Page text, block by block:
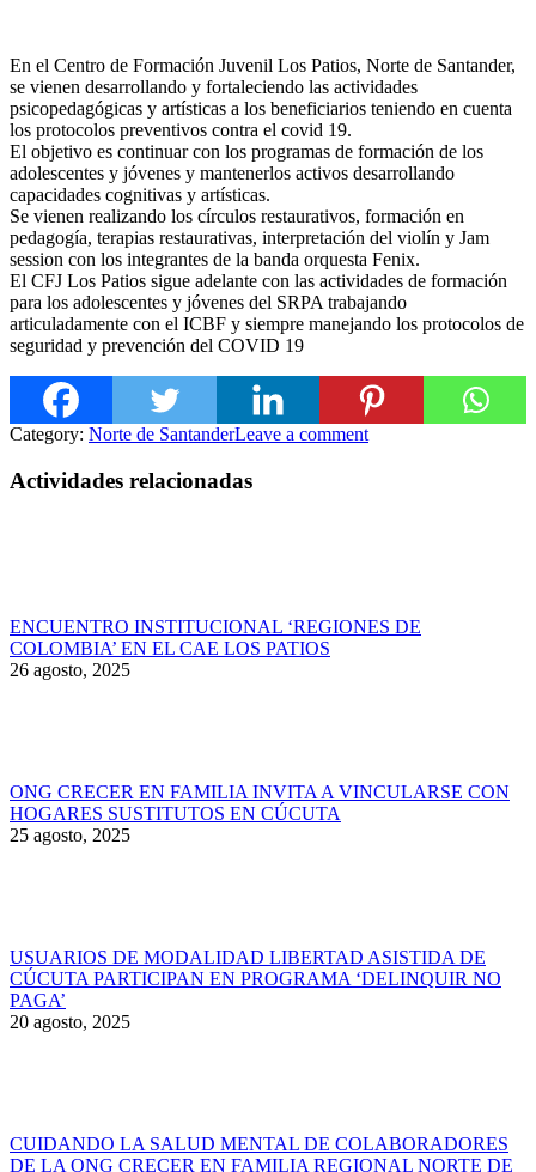
En el Centro de Formación Juvenil Los Patios, Norte de Santander,
se vienen desarrollando y fortaleciendo las actividades
psicopedagógicas y artísticas a los beneficiarios teniendo en cuenta
los protocolos preventivos contra el covid 19.
El objetivo es continuar con los programas de formación de los
adolescentes y jóvenes y mantenerlos activos desarrollando
capacidades cognitivas y artísticas.
Se vienen realizando los círculos restaurativos, formación en
pedagogía, terapias restaurativas, interpretación del violín y Jam
session con los integrantes de la banda orquesta Fenix.
El CFJ Los Patios sigue adelante con las actividades de formación
para los adolescentes y jóvenes del SRPA trabajando
articuladamente con el ICBF y siempre manejando los protocolos de
seguridad y prevención del COVID 19
Category: Norte de SantanderLeave a comment
Actividades relacionadas
ENCUENTRO INSTITUCIONAL ‘REGIONES DE
COLOMBIA’ EN EL CAE LOS PATIOS
26 agosto, 2025
ONG CRECER EN FAMILIA INVITA A VINCULARSE CON
HOGARES SUSTITUTOS EN CÚCUTA
25 agosto, 2025
USUARIOS DE MODALIDAD LIBERTAD ASISTIDA DE
CÚCUTA PARTICIPAN EN PROGRAMA ‘DELINQUIR NO
PAGA’
20 agosto, 2025
CUIDANDO LA SALUD MENTAL DE COLABORADORES
DE LA ONG CRECER EN FAMILIA REGIONAL NORTE DE